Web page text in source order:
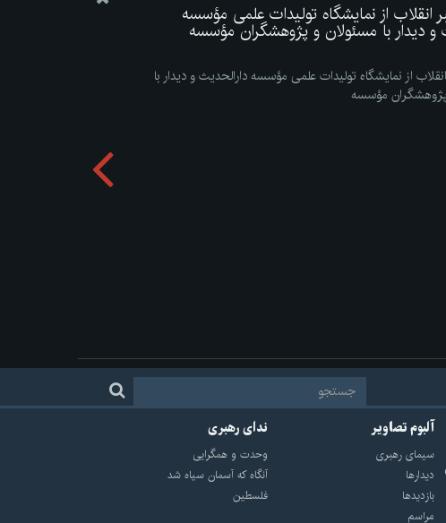
انقلاب از نمایشگاه تولیدات علمی مؤسسه
و دیدار با مسئولان و پژوهشگران مؤسسه
از نمایشگاه تولیدات علمی مؤسسه دارالحدیث و دیدار با
مؤسسه
آلبوم تصاویر
سيماى رهبرى
ديدارها
بازديدها
مراسم
ندای رهبری
وحدت و همگرایی
آنگاه که آسمان سیاه شد
فلسطین